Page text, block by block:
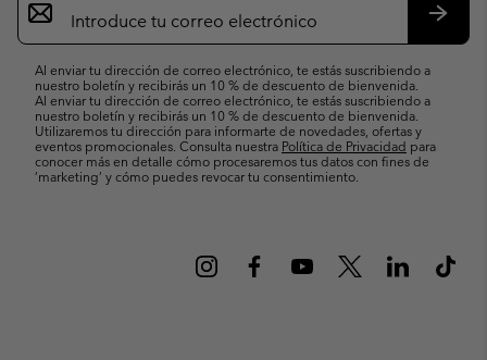
de
correo
Al enviar tu dirección de correo electrónico, te estás suscribiendo a
nuestro boletín y recibirás un 10 % de descuento de bienvenida.
Al enviar tu dirección de correo electrónico, te estás suscribiendo a
nuestro boletín y recibirás un 10 % de descuento de bienvenida.
Utilizaremos tu dirección para informarte de novedades, ofertas y
eventos promocionales. Consulta nuestra Política de Privacidad para
conocer más en detalle cómo procesaremos tus datos con fines de
’marketing’ y cómo puedes revocar tu consentimiento.